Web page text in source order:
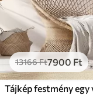
13166Ft7900 Ft